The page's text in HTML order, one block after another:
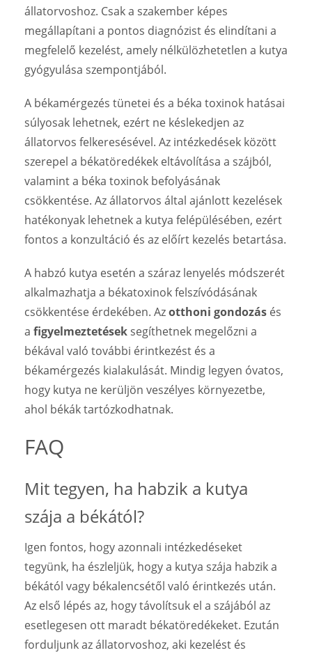
állatorvoshoz. Csak a szakember képes
megállapítani a pontos diagnózist és elindítani a
megfelelő kezelést, amely nélkülözhetetlen a kutya
gyógyulása szempontjából.
A békamérgezés tünetei és a béka toxinok hatásai
súlyosak lehetnek, ezért ne késlekedjen az
állatorvos felkeresésével. Az intézkedések között
szerepel a békatöredékek eltávolítása a szájból,
valamint a béka toxinok befolyásának
csökkentése. Az állatorvos által ajánlott kezelések
hatékonyak lehetnek a kutya felépülésében, ezért
fontos a konzultáció és az előírt kezelés betartása.
A habzó kutya esetén a száraz lenyelés módszerét
alkalmazhatja a békatoxinok felszívódásának
csökkentése érdekében. Azotthoni gondozás és
a figyelmeztetések segíthetnek megelőzni a
békával való további érintkezést és a
békamérgezés kialakulását. Mindig legyen óvatos,
hogy kutya ne kerüljön veszélyes környezetbe,
ahol békák tartózkodhatnak.
FAQ
Mit tegyen, ha habzik a kutya
szája a békától?
Igen fontos, hogy azonnali intézkedéseket
tegyünk, ha észleljük, hogy a kutya szája habzik a
békától vagy békalencsétől való érintkezés után.
Az első lépés az, hogy távolítsuk el a szájából az
esetlegesen ott maradt békatöredékeket. Ezután
forduljunk az állatorvoshoz, aki kezelést és